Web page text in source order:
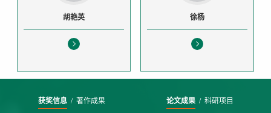
胡艳英 徐杨
获奖信息/ 著作成果 论文成果/ 科研项目